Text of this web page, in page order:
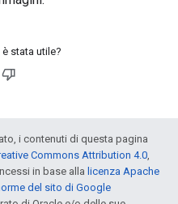
stata utile?
i contenuti di questa pagina
Commons Attribution 4.0,
in base alla licenza Apache
del sito di Google